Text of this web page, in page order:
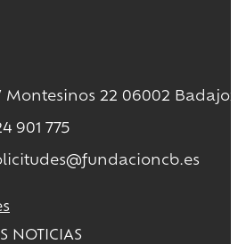
Montesinos 22 06002 Badajoz
901 775
NOTICIAS